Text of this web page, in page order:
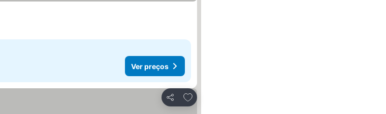
Ver preços
Partilhar
Adicionar aos favoritos